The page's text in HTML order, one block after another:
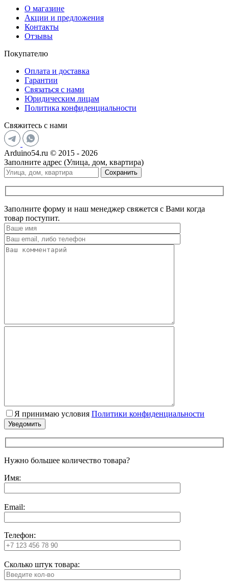
О магазине
Акции и предложения
Контакты
Отзывы
Покупателю
Оплата и доставка
Гарантии
Связаться с нами
Юридическим лицам
Политика конфиденциальности
Свяжитесь с нами
Arduino54.ru © 2015 - 2026
Заполните адрес (Улица, дом, квартира)
Сохранить
Заполните форму и наш менеджер свяжется с Вами когда
товар поступит.
Я принимаю условия Политики конфиденциальности
Нужно большее количество товара?
Имя:
Email:
Телефон:
Сколько штук товара: